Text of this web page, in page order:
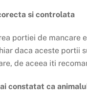
si controlata
portiei de mancare
daca aceste portii
de aceea iti
constatat ca